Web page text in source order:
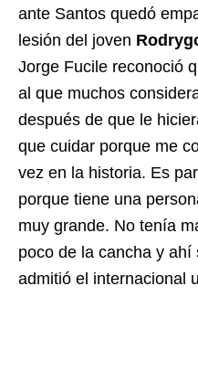
ante Santos quedó
lesión del joven
Jorge Fucile reconoció
al que muchos
después de que le
que cuidar porque me
vez en la historia. Es
porque tiene una
muy grande. No tenía
poco de la cancha y ahí
admitió el internacional